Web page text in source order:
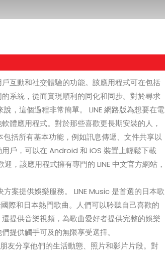
互動和社交體驗的功能。該應用程式可在包括
系統，從而實現順利的同化和同步。對於尋求
，這個過程非常簡單。 LINE 網路版為想要在電
體應用程式。對於那些喜歡更長期安裝的人，
括所有基本功能，例如訊息傳遞、文件共享以
戶，可以在 Android 和 iOS 裝置上輕鬆下載
，該應用程式擁有專門的 LINE 中文官方網站，
案提供娛樂服務。 LINE Music 是首選的日本歌
際和日本熱門歌曲。人們可以聆聽自己喜歡的
提供音樂視頻，為歌曲愛好者提供完整的娛樂
提供觸手可及的無限享受選擇。
友分享他們的生活動態、照片和影片片段。對